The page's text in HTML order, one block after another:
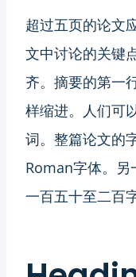
超过五页的论文
文中讨论的关键
齐。摘要的第一
样缩进。人们可
词。整篇论文的
Roman字体。另
一百五十至二百字